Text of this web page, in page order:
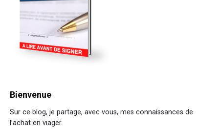
Bienvenue
Sur ce blog, je partage, avec vous, mes connaissances de
l’achat en viager.